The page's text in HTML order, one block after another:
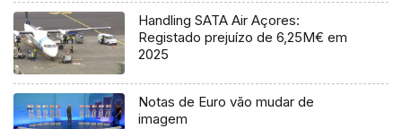
Handling SATA Air Açores:
Registado prejuízo de 6,25M€ em
2025
Notas de Euro vão mudar de
imagem